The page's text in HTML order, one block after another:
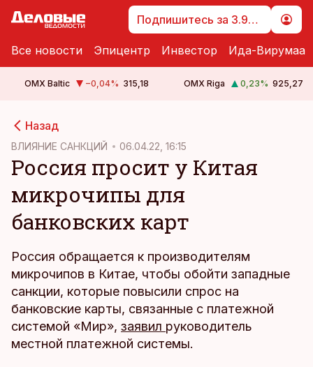
Подпишитесь за 3.99 €
Все новости Эпицентр Инвестор Ида-Вирумаа
OMX Baltic −0,04% 315,18 OMX Riga 0,23% 925,27
Назад
ВЛИЯНИЕ САНКЦИЙ 06.04.22, 16:15
Россия просит у Китая
микрочипы для
банковских карт
Россия обращается к производителям
микрочипов в Китае, чтобы обойти западные
санкции, которые повысили спрос на
банковские карты, связанные с платежной
системой «Мир», заявил руководитель
местной платежной системы.